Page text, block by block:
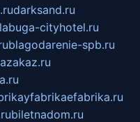
darksand.ru
cityhotel.ru
blagodarenie-spb.ru
biletnadom.ru